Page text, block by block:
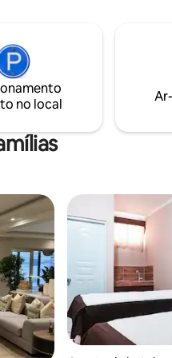
óptica e é
no local